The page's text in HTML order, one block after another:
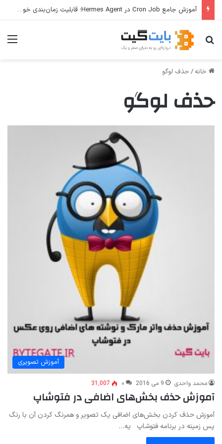
آموزش جامع Cron Job در Hermes Agent؛ قابلیت زمان‌بندی خودکار وظایف
جستجو برای
خانه / حذف لوگو
حذف لوگو
آموزش تصویری
محمد واحدی 9 می 2016 ۰ 31,007
آموزش حذف بخش‌های اضافی در فتوشاپ
آموزش حذف کردن بخش‌های اضافی یک تصویر و همرنگ کردن آن با رنگ
پس زمینه در برنامه فتوشاپ یه…